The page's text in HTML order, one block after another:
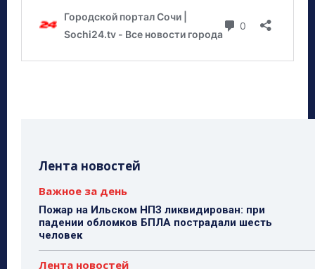
Лента новостей
Важное за день
Пожар на Ильском НПЗ ликвидирован: при
падении обломков БПЛА пострадали шесть
человек
Лента новостей